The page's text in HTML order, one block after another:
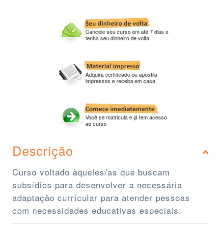
Cancele seu curso em até 7 dias e
tenha seu dinheiro de volta
Adquira certificado ou apostila
impressos e receba em casa
Você se matricula e já tem acesso
ao curso
Descrição
Curso voltado àqueles/as que buscam
subsídios para desenvolver a necessária
adaptação currícular para atender pessoas
com necessidades educativas especiais.